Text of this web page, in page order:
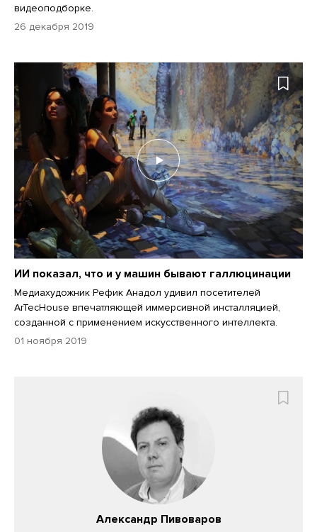
видеоподборке.
26 декабря 2019
ИИ показал, что и у машин бывают галлюцинации
Медиахудожник Рефик Анадол удивил посетителей
ArTecHouse впечатляющей иммерсивной инсталляцией,
созданной с применением искусственного интеллекта.
01 ноября 2019
Александр Пивоваров